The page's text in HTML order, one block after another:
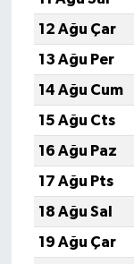
12 Ağu Çar
13 Ağu Per
14 Ağu Cum
15 Ağu Cts
16 Ağu Paz
17 Ağu Pts
18 Ağu Sal
19 Ağu Çar